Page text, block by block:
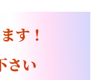
す！
さい